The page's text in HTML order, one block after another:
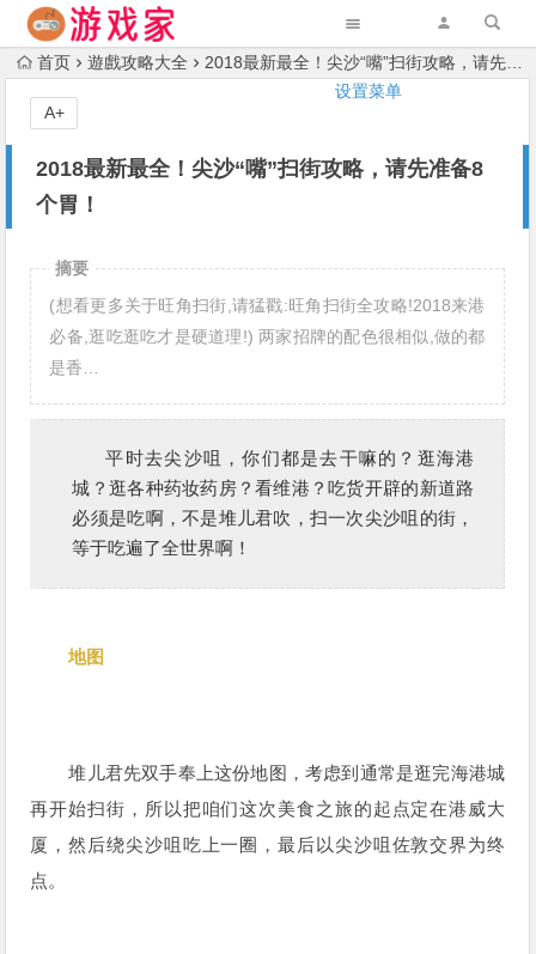
设置菜单
首页 遊戲攻略大全 2018最新最全！尖沙“嘴”扫街攻略，请先准备8个胃！
2018最新最全！尖沙“嘴”扫街攻略，请先准备8
个胃！
A+
摘要
(想看更多关于旺角扫街,请猛戳:旺角扫街全攻略!2018来港
必备,逛吃逛吃才是硬道理!) 两家招牌的配色很相似,做的都
是香…
平时去尖沙咀，你们都是去干嘛的？逛海港
城？逛各种药妆药房？看维港？吃货开辟的新道路
必须是吃啊，不是堆儿君吹，扫一次尖沙咀的街，
等于吃遍了全世界啊！
地图
堆儿君先双手奉上这份地图，考虑到通常是逛完海港城
再开始扫街，所以把咱们这次美食之旅的起点定在港威大
厦，然后绕尖沙咀吃上一圈，最后以尖沙咀佐敦交界为终
点。